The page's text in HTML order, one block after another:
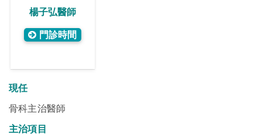
楊子弘醫師
門診時間
現任
骨科主治醫師
主治項目